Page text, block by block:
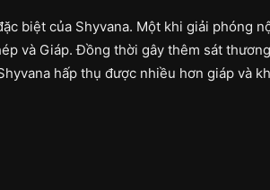
biệt của Shyvana. Một khi giải phóng
và Giáp. Đồng thời gây thêm sát
hấp thụ được nhiều hơn giáp và